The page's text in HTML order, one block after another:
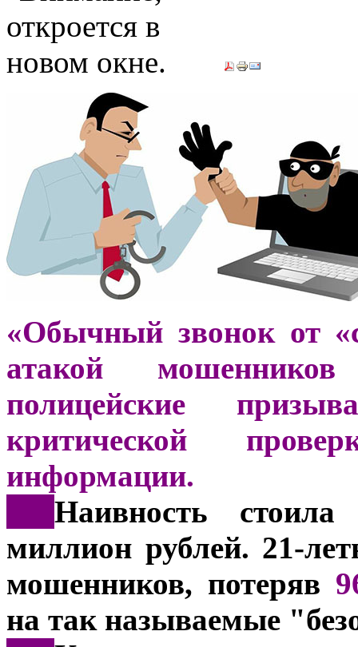
«Обычный звонок от
атакой
полицейские
критической
информации.
Наивность
миллион рублей. 21-
мошенников, потеряв
на так называемые